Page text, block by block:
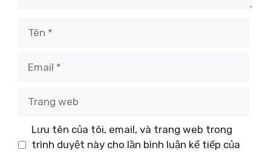
Lưu tên của tôi, email, và trang web trong
trình duyệt này cho lần bình luận kế tiếp của